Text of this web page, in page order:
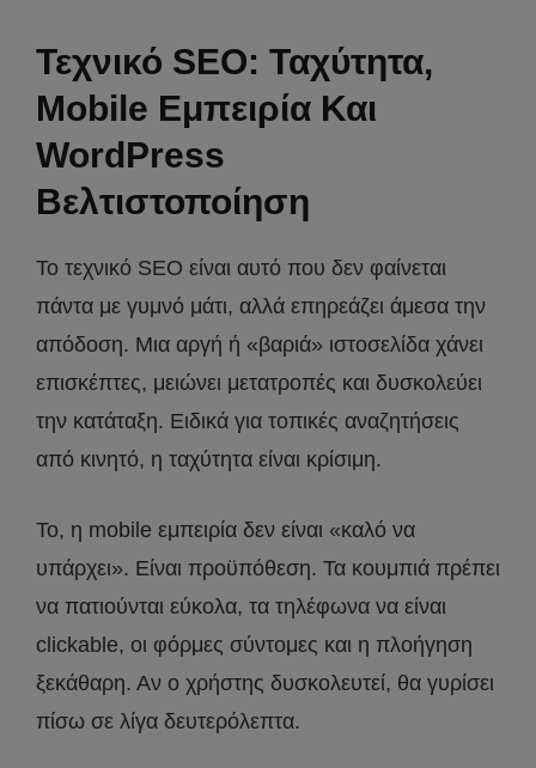
Τεχνικό SEO: Ταχύτητα,
Mobile Εμπειρία Και
WordPress
Βελτιστοποίηση
Το τεχνικό SEO είναι αυτό που δεν φαίνεται
πάντα με γυμνό μάτι, αλλά επηρεάζει άμεσα την
απόδοση. Μια αργή ή «βαριά» ιστοσελίδα χάνει
επισκέπτες, μειώνει μετατροπές και δυσκολεύει
την κατάταξη. Ειδικά για τοπικές αναζητήσεις
από κινητό, η ταχύτητα είναι κρίσιμη.
Το, η mobile εμπειρία δεν είναι «καλό να
υπάρχει». Είναι προϋπόθεση. Τα κουμπιά πρέπει
να πατιούνται εύκολα, τα τηλέφωνα να είναι
clickable, οι φόρμες σύντομες και η πλοήγηση
ξεκάθαρη. Αν ο χρήστης δυσκολευτεί, θα γυρίσει
πίσω σε λίγα δευτερόλεπτα.